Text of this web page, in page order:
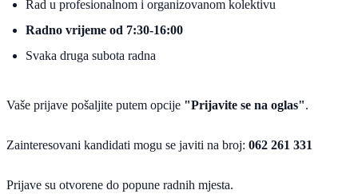
Rad u profesionalnom i organizovanom kolektivu
Radno vrijeme od 7:30-16:00
Svaka druga subota radna
Vaše prijave pošaljite putem opcije "Prijavite se na oglas".
Zainteresovani kandidati mogu se javiti na broj: 062 261 331
Prijave su otvorene do popune radnih mjesta.